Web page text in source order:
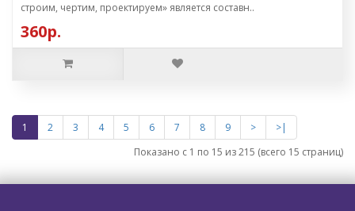
строим, чертим, проектируем» является составн..
360р.
1 2 3 4 5 6 7 8 9 >
>|
Показано с 1 по 15 из 215 (всего 15 страниц)